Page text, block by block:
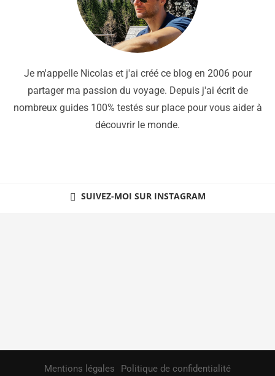
Je m'appelle Nicolas et j'ai créé ce blog en 2006 pour
partager ma passion du voyage. Depuis j'ai écrit de
nombreux guides 100% testés sur place pour vous aider à
découvrir le monde.
SUIVEZ-MOI SUR INSTAGRAM
Mentions légales Politique de confidentialité